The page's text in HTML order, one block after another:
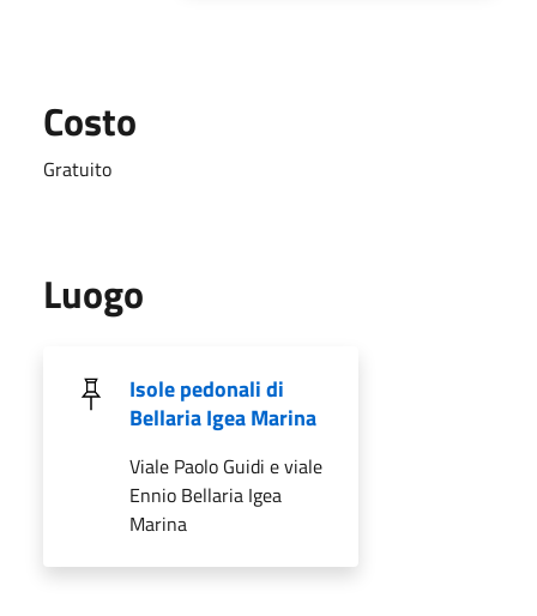
Costo
Gratuito
Luogo
Isole pedonali di
Bellaria Igea Marina
Viale Paolo Guidi e viale
Ennio Bellaria Igea
Marina